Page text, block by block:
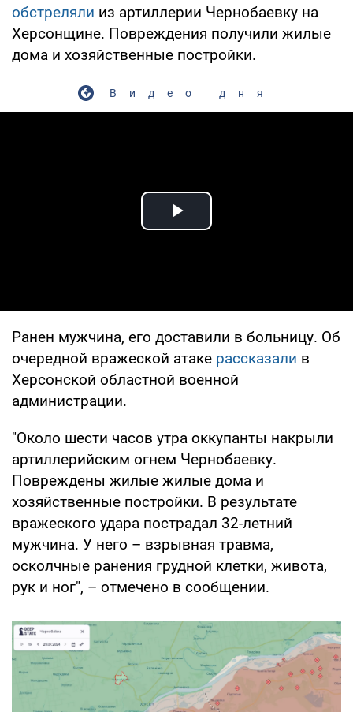
обстреляли из артиллерии Чернобаевку на
Херсонщине. Повреждения получили жилые
дома и хозяйственные постройки.
Видео дня
Play Video
Ранен мужчина, его доставили в больницу. Об
очередной вражеской атаке рассказали в
Херсонской областной военной
администрации.
"Около шести часов утра оккупанты накрыли
артиллерийским огнем Чернобаевку.
Повреждены жилые жилые дома и
хозяйственные постройки. В результате
вражеского удара пострадал 32-летний
мужчина. У него – взрывная травма,
осколчные ранения грудной клетки, живота,
рук и ног", – отмечено в сообщении.